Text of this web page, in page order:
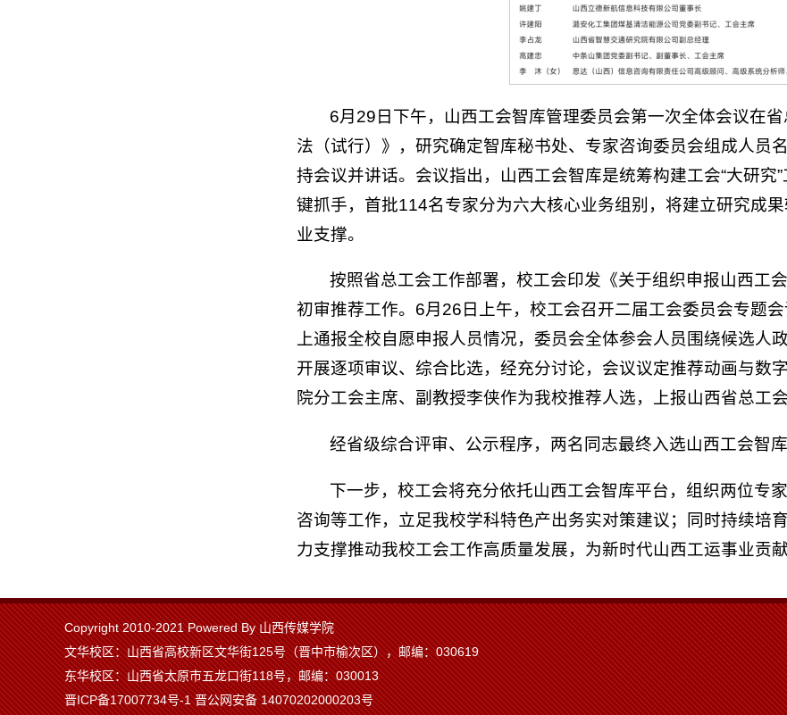
6月29日下午，山西工会智库管理委员会第一次全体会议在
法（试行）》，研究确定智库秘书处、专家咨询委员会组成人员
持会议并讲话。会议指出，山西工会智库是统筹构建工会“大研
键抓手，首批114名专家分为六大核心业务组别，将建立研究成
业支撑。
按照省总工会工作部署，校工会印发《关于组织申报山西工
初审推荐工作。6月26日上午，校工会召开二届工会委员会专题
上通报全校自愿申报人员情况，委员会全体参会人员围绕候选人
开展逐项审议、综合比选，经充分讨论，会议议定推荐动画与数
院分工会主席、副教授李侠作为我校推荐人选，上报山西省总工会
经省级综合评审、公示程序，两名同志最终入选山西工会智库
下一步，校工会将充分依托山西工会智库平台，组织两位专
咨询等工作，立足我校学科特色产出务实对策建议；同时持续培
力支撑推动我校工会工作高质量发展，为新时代山西工运事业贡献
Copyright 2010-2021 Powered By 山西传媒学院
文华校区：山西省高校新区文华街125号（晋中市榆次区），邮编：030619
东华校区：山西省太原市五龙口街118号，邮编：030013
晋ICP备17007734号-1 晋公网安备 14070202000203号